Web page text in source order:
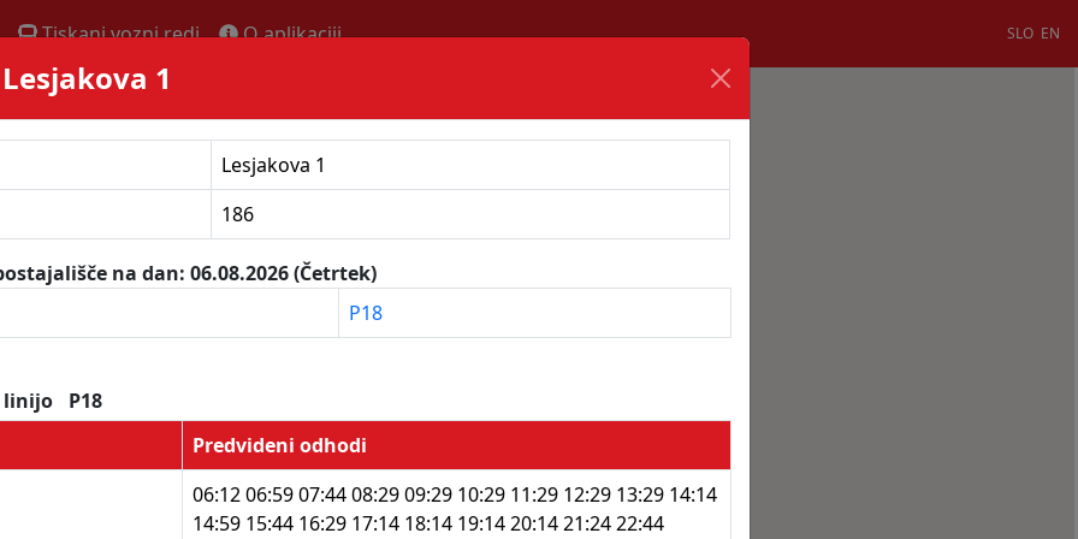
Tiskani vozni redi O aplikaciji SLO EN
1
Lesjakova 1
186
na dan: 06.08.2026 (Četrtek)
P18
linijo
P18
Predvideni odhodi
06:12 06:59 07:44 08:29 09:29 10:29 11:29 12:29 13:29 14:14
14:59 15:44 16:29 17:14 18:14 19:14 20:14 21:24 22:44